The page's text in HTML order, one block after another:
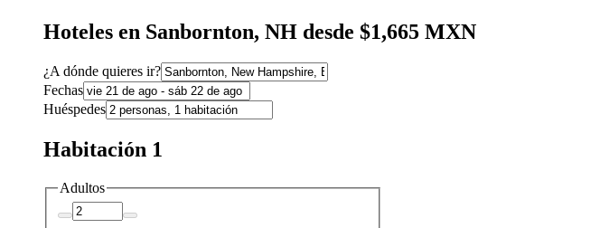
Hoteles en Sanbornton, NH desde $1,665 MXN
¿A dónde quieres ir?
Fechas
Huéspedes
Habitación 1
Adultos